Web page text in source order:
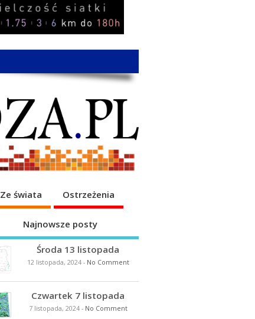
Ze świata Ostrzeżenia
Najnowsze posty
Środa 13 listopada
12 listopada, 2024- No Comment
Czwartek 7 listopada
7 listopada, 2024- No Comment